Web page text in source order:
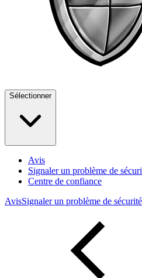
Sélectionner
Avis
Signaler un problème de
Centre de confiance
AvisSignaler un problème de sécurité